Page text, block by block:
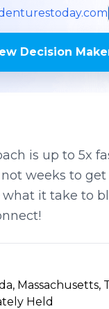
Decision
is up to 5x
weeks to
it take to
Massachusetts,
Held